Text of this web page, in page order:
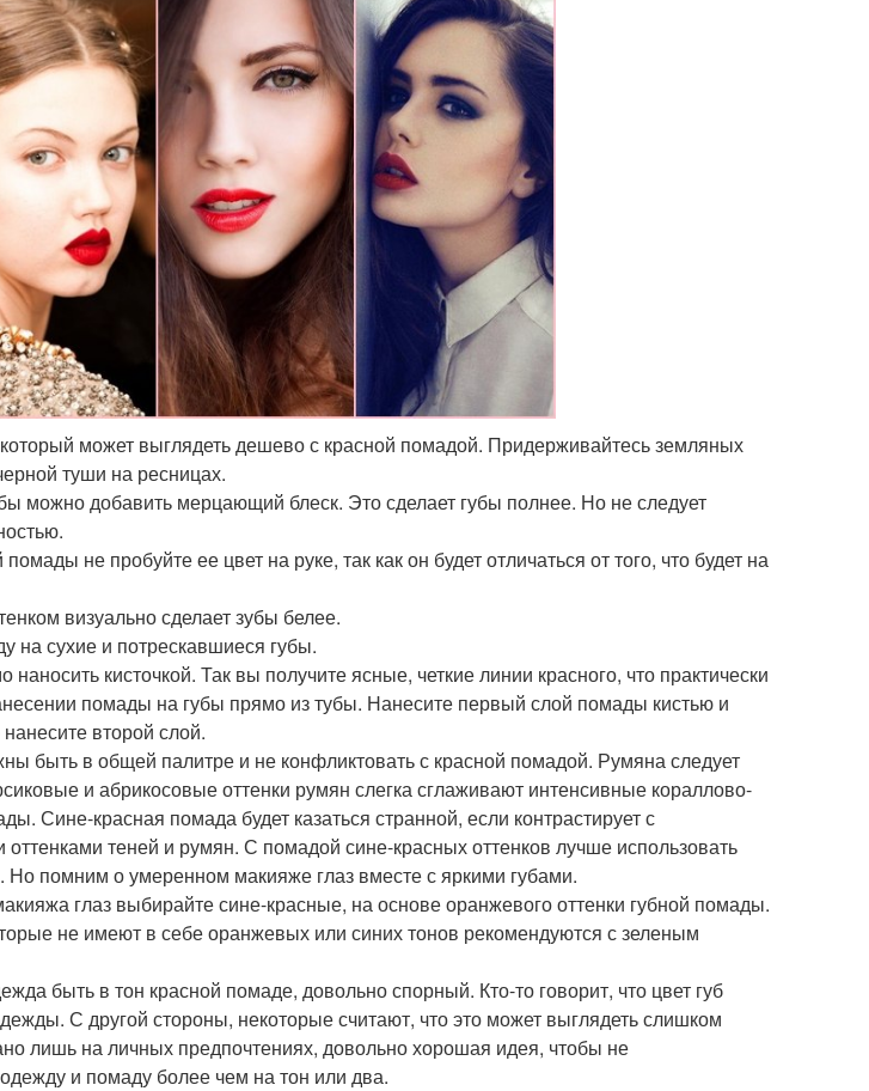
может выглядеть дешево с красной помадой. Придерживайтесь земляных
туши на ресницах.
можно добавить мерцающий блеск. Это сделает губы полнее. Но не следует
не пробуйте ее цвет на руке, так как он будет отличаться от того, что будет на
визуально сделает зубы белее.
на сухие и потрескавшиеся губы.
кисточкой. Так вы получите ясные, четкие линии красного, что практически
помады на губы прямо из тубы. Нанесите первый слой помады кистью и
второй слой.
быть в общей палитре и не конфликтовать с красной помадой. Румяна следует
и абрикосовые оттенки румян слегка сглаживают интенсивные кораллово-
Сине-красная помада будет казаться странной, если контрастирует с
теней и румян. С помадой сине-красных оттенков лучше использовать
помним о умеренном макияже глаз вместе с яркими губами.
глаз выбирайте сине-красные, на основе оранжевого оттенки губной помады.
не имеют в себе оранжевых или синих тонов рекомендуются с зеленым
быть в тон красной помаде, довольно спорный. Кто-то говорит, что цвет губ
С другой стороны, некоторые считают, что это может выглядеть слишком
лишь на личных предпочтениях, довольно хорошая идея, чтобы не
и помаду более чем на тон или два.